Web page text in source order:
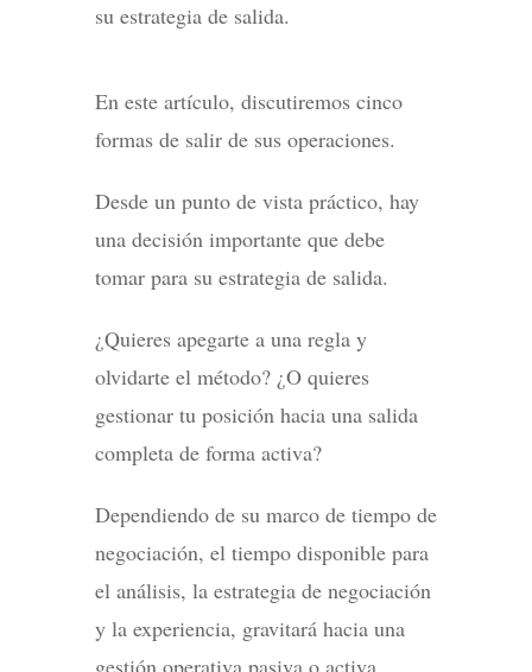
su estrategia de salida.
En este artículo, discutiremos cinco
formas de salir de sus operaciones.
Desde un punto de vista práctico, hay
una decisión importante que debe
tomar para su estrategia de salida.
¿Quieres apegarte a una regla y
olvidarte el método? ¿O quieres
gestionar tu posición hacia una salida
completa de forma activa?
Dependiendo de su marco de tiempo de
negociación, el tiempo disponible para
el análisis, la estrategia de negociación
y la experiencia, gravitará hacia una